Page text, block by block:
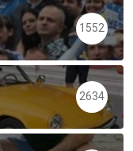
1552
2634